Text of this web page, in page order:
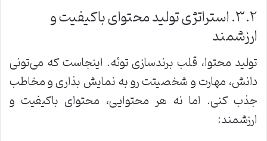
۳.۲. استراتژی تولید محتوای باکیفیت و
ارزشمند
تولید محتوا، قلب برندسازی توئه. اینجاست که می‌تونی
دانش، مهارت و شخصیتت رو به نمایش بذاری و مخاطب
جذب کنی. اما نه هر محتوایی، محتوای باکیفیت و
ارزشمند: